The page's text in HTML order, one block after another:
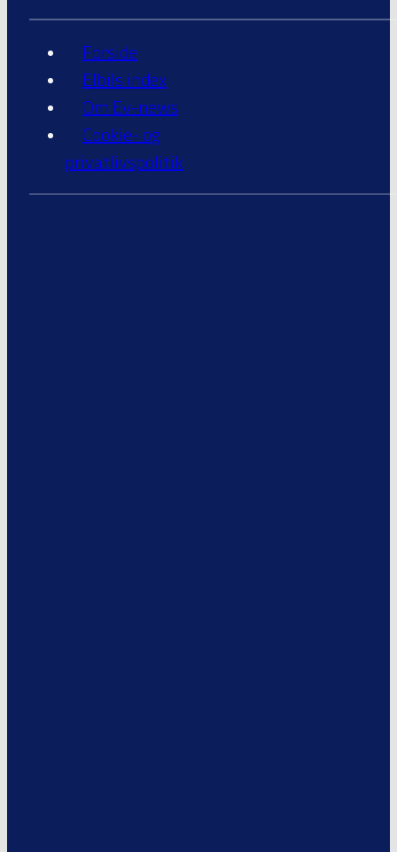
Forside
Elbils index
Om Ev-news
Cookie- og
privatlivspolitik